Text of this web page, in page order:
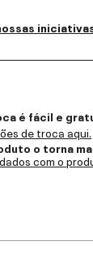
é fácil e
de troca aqui.
o torna
com o